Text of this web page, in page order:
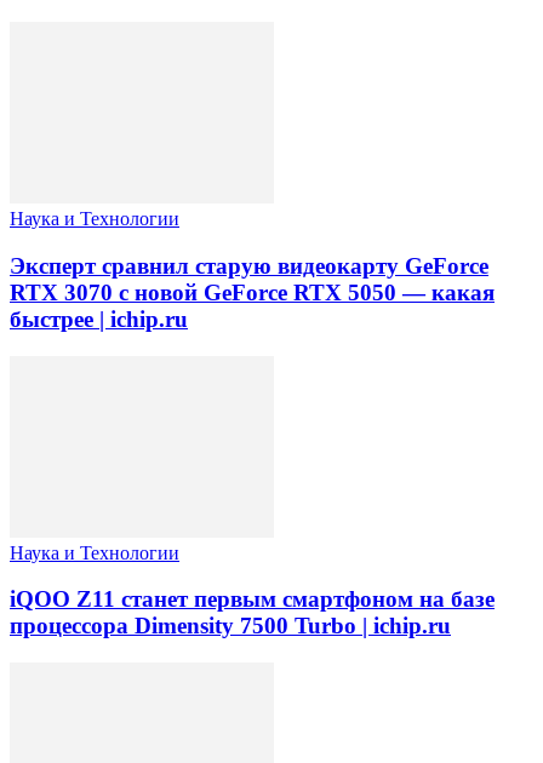
Наука и Технологии
Эксперт сравнил старую видеокарту GeForce
RTX 3070 с новой GeForce RTX 5050 — какая
быстрее | ichip.ru
Наука и Технологии
iQOO Z11 станет первым смартфоном на базе
процессора Dimensity 7500 Turbo | ichip.ru